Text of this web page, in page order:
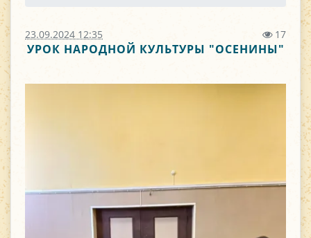
23.09.2024 12:35 17
УРОК НАРОДНОЙ КУЛЬТУРЫ "ОСЕНИНЫ"